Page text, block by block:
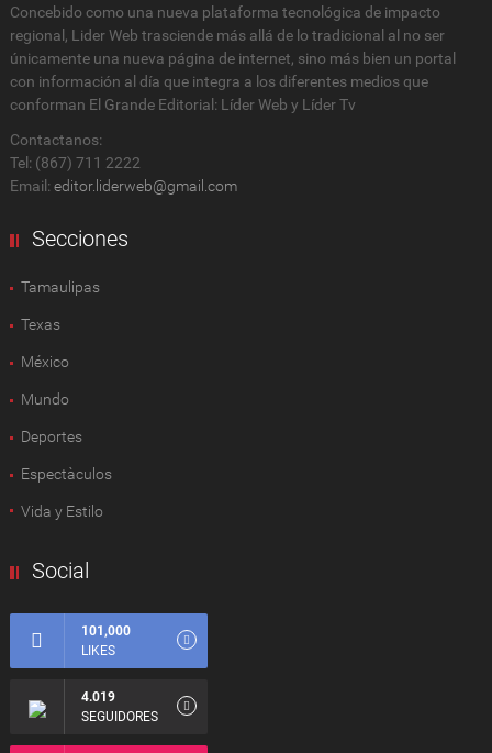
Concebido como una nueva plataforma tecnológica de impacto
regional, Lider Web trasciende más allá de lo tradicional al no ser
únicamente una nueva página de internet, sino más bien un portal
con información al día que integra a los diferentes medios que
conforman El Grande Editorial: Líder Web y Líder Tv
Contactanos:
Tel: (867) 711 2222
Email: editor.liderweb@gmail.com
Secciones
Tamaulipas
Texas
México
Mundo
Deportes
Espectàculos
Vida y Estilo
Social
101,000
LIKES
4.019
SEGUIDORES